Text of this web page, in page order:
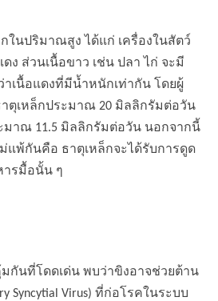
ในปริมาณสูง ได้แก่ เครื่องในสัตว์
ง ส่วนเนื้อขาว เช่น ปลา ไก่ จะมี
เนื้อแดงที่มีน้ำหนักเท่ากัน โดยผู้
ตุเหล็กประมาณ 20 มิลลิกรัมต่อวัน
าณ 11.5 มิลลิกรัมต่อวัน นอกจากนี้
พ้กันคือ ธาตุเหล็กจะได้รับการดูด
ารมื้อนั้น ๆ
นที่โดดเด่น พบว่าขิงอาจช่วยต้าน
Syncytial Virus) ที่ก่อโรคในระบบ